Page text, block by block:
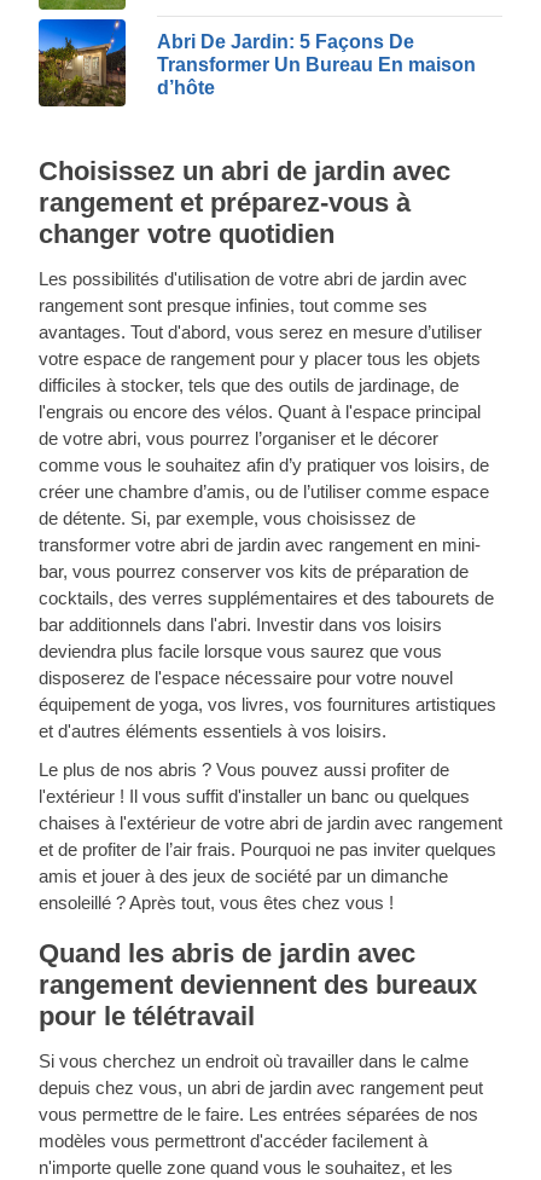
Abri De Jardin: 5 Façons De
Transformer Un Bureau En maison
d’hôte
Choisissez un abri de jardin avec
rangement et préparez-vous à
changer votre quotidien
Les possibilités d'utilisation de votre abri de jardin avec
rangement sont presque infinies, tout comme ses
avantages. Tout d'abord, vous serez en mesure d’utiliser
votre espace de rangement pour y placer tous les objets
difficiles à stocker, tels que des outils de jardinage, de
l'engrais ou encore des vélos. Quant à l'espace principal
de votre abri, vous pourrez l’organiser et le décorer
comme vous le souhaitez afin d’y pratiquer vos loisirs, de
créer une chambre d’amis, ou de l’utiliser comme espace
de détente. Si, par exemple, vous choisissez de
transformer votre abri de jardin avec rangement en mini-
bar, vous pourrez conserver vos kits de préparation de
cocktails, des verres supplémentaires et des tabourets de
bar additionnels dans l'abri. Investir dans vos loisirs
deviendra plus facile lorsque vous saurez que vous
disposerez de l'espace nécessaire pour votre nouvel
équipement de yoga, vos livres, vos fournitures artistiques
et d'autres éléments essentiels à vos loisirs.
Le plus de nos abris ? Vous pouvez aussi profiter de
l'extérieur ! Il vous suffit d'installer un banc ou quelques
chaises à l'extérieur de votre abri de jardin avec rangement
et de profiter de l’air frais. Pourquoi ne pas inviter quelques
amis et jouer à des jeux de société par un dimanche
ensoleillé ? Après tout, vous êtes chez vous !
Quand les abris de jardin avec
rangement deviennent des bureaux
pour le télétravail
Si vous cherchez un endroit où travailler dans le calme
depuis chez vous, un abri de jardin avec rangement peut
vous permettre de le faire. Les entrées séparées de nos
modèles vous permettront d'accéder facilement à
n'importe quelle zone quand vous le souhaitez, et les